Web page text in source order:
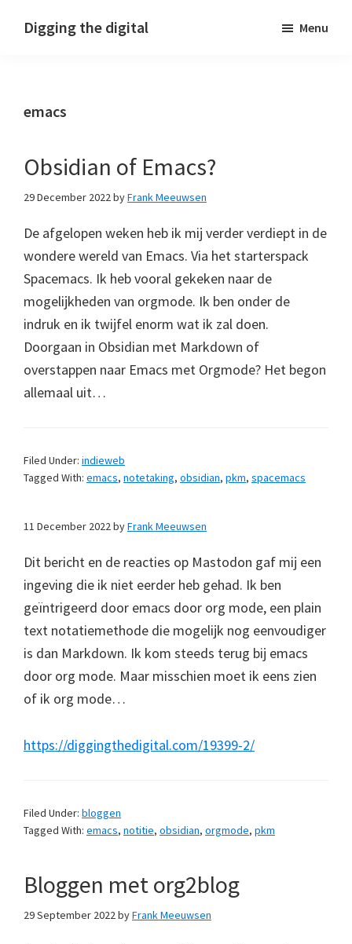
Digging the digital Menu
emacs
Obsidian of Emacs?
29 December 2022byFrank Meeuwsen
De afgelopen weken heb ik mij verder verdiept in de
wondere wereld van Emacs. Via het starterspack
Spacemacs. Ik heb vooral gekeken naar de
mogelijkheden van orgmode. Ik ben onder de
indruk en ik twijfel enorm wat ik zal doen.
Doorgaan in Obsidian met Markdown of
overstappen naar Emacs met Orgmode? Het begon
allemaal uit…
Filed Under: indieweb
Tagged With: emacs, notetaking, obsidian, pkm, spacemacs
11 December 2022byFrank Meeuwsen
Dit bericht en de reacties op Mastodon gaf mij een
ingeving die ik niet eerder heb gehad. Ik ben
geïntrigeerd door emacs door org mode, een plain
text notatiemethode die mogelijk nog eenvoudiger
is dan Markdown. Ik kom steeds terug bij emacs
door org mode. Maar misschien moet ik eens zien
of ik org mode…
https://diggingthedigital.com/19399-2/
Filed Under: bloggen
Tagged With: emacs, notitie, obsidian, orgmode, pkm
Bloggen met org2blog
29 September 2022byFrank Meeuwsen